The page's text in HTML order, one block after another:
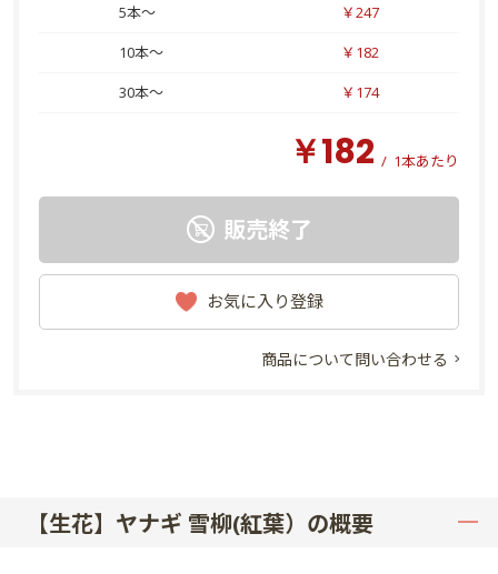
5本～
￥247
10本～
￥182
30本～
￥174
￥182 / 1本あたり
販売終了
お気に入り登録
商品について問い合わせる
【生花】ヤナギ 雪柳(紅葉）の概要